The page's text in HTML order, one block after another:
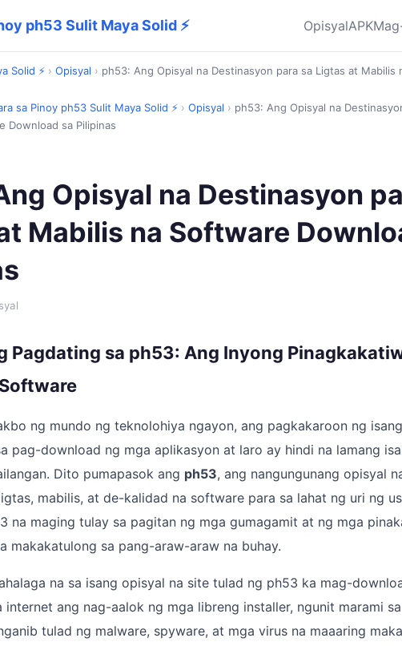
ph53 Sulit Maya Solid ⚡ OpisyalAPK
Solid ⚡ › Opisyal › ph53: Ang Opisyal na Destinasyon para sa Ligtas at Mabilis
sa Pinoy ph53 Sulit Maya Solid ⚡ › Opisyal › ph53: Ang Opisyal na
Download sa Pilipinas
Opisyal na Destinasyon
Mabilis na Software
Pagdating sa ph53: Ang Inyong
ng mundo ng teknolohiya ngayon, ang pagkakaroon ng
pag-download ng mga aplikasyon at laro ay hindi na lamang
Dito pumapasok ang ph53, ang nangungunang opisyal
mabilis, at de-kalidad na software para sa lahat ng uri ng
na maging tulay sa pagitan ng mga gumagamit at ng mga
makakatulong sa pang-araw-araw na buhay.
na sa isang opisyal na site tulad ng ph53 ka mag-
internet ang nag-aalok ng mga libreng installer, ngunit marami
tulad ng malware, spyware, at mga virus na maaaring